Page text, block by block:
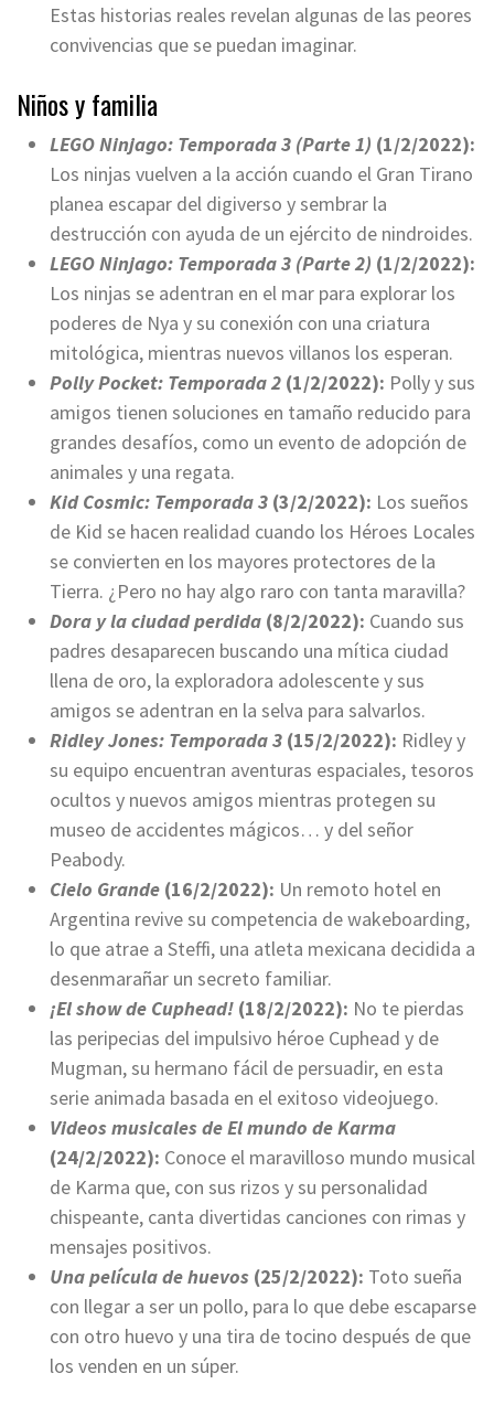
Estas historias reales revelan algunas de las peores
convivencias que se puedan imaginar.
Niños y familia
LEGO Ninjago: Temporada 3 (Parte 1) (1/2/2022):
Los ninjas vuelven a la acción cuando el Gran Tirano
planea escapar del digiverso y sembrar la
destrucción con ayuda de un ejército de nindroides.
LEGO Ninjago: Temporada 3 (Parte 2) (1/2/2022):
Los ninjas se adentran en el mar para explorar los
poderes de Nya y su conexión con una criatura
mitológica, mientras nuevos villanos los esperan.
Polly Pocket: Temporada 2 (1/2/2022): Polly y sus
amigos tienen soluciones en tamaño reducido para
grandes desafíos, como un evento de adopción de
animales y una regata.
Kid Cosmic: Temporada 3 (3/2/2022): Los sueños
de Kid se hacen realidad cuando los Héroes Locales
se convierten en los mayores protectores de la
Tierra. ¿Pero no hay algo raro con tanta maravilla?
Dora y la ciudad perdida (8/2/2022): Cuando sus
padres desaparecen buscando una mítica ciudad
llena de oro, la exploradora adolescente y sus
amigos se adentran en la selva para salvarlos.
Ridley Jones: Temporada 3 (15/2/2022): Ridley y
su equipo encuentran aventuras espaciales, tesoros
ocultos y nuevos amigos mientras protegen su
museo de accidentes mágicos… y del señor
Peabody.
Cielo Grande (16/2/2022): Un remoto hotel en
Argentina revive su competencia de wakeboarding,
lo que atrae a Steffi, una atleta mexicana decidida a
desenmarañar un secreto familiar.
¡El show de Cuphead! (18/2/2022): No te pierdas
las peripecias del impulsivo héroe Cuphead y de
Mugman, su hermano fácil de persuadir, en esta
serie animada basada en el exitoso videojuego.
Videos musicales de El mundo de Karma
(24/2/2022): Conoce el maravilloso mundo musical
de Karma que, con sus rizos y su personalidad
chispeante, canta divertidas canciones con rimas y
mensajes positivos.
Una película de huevos (25/2/2022): Toto sueña
con llegar a ser un pollo, para lo que debe escaparse
con otro huevo y una tira de tocino después de que
los venden en un súper.